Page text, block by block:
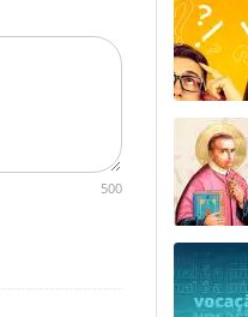
500